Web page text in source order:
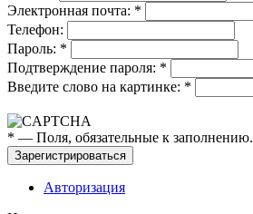
Электронная почта: *
Телефон:
Пароль: *
Подтверждение пароля: *
Введите слово на картинке: *
* — Поля, обязательные к заполнению.
Авторизация